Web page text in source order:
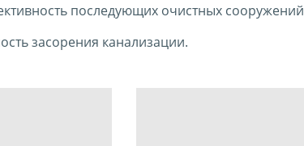
последующих очистных
засорения канализации.